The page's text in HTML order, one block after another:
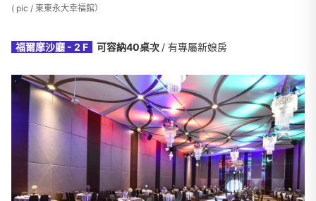
( pic / 東東永大幸福館）
福爾摩沙廳 - 2 F 可容納40桌次 / 有專屬新娘房